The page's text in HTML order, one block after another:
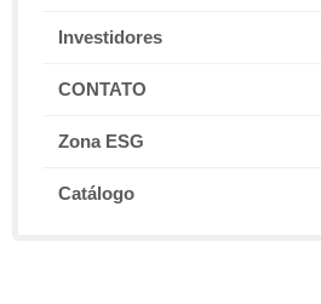
Investidores
CONTATO
Zona ESG
Catálogo